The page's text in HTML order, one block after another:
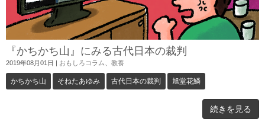
『かちかち山』にみる古代日本の裁判
2019年08月01日 | おもしろコラム 教養
かちかち山 そねたあゆみ 古代日本の裁判 旭堂花鱗
続きを見る